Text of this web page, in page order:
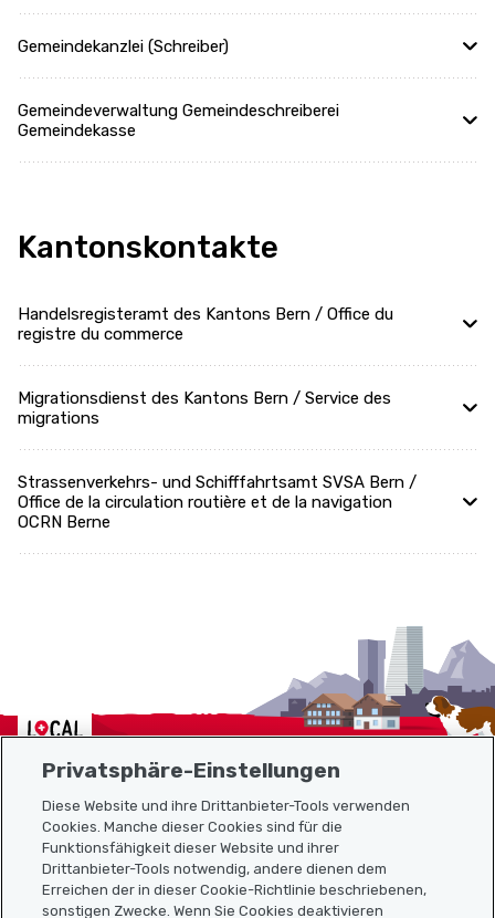
Gemeindekanzlei (Schreiber)
Gemeindeverwaltung Gemeindeschreiberei
Gemeindekasse
Kantonskontakte
Handelsregisteramt des Kantons Bern / Office du
registre du commerce
Migrationsdienst des Kantons Bern / Service des
migrations
Strassenverkehrs- und Schifffahrtsamt SVSA Bern /
Office de la circulation routière et de la navigation
OCRN Berne
Localcities
Sitemap
Nützliche Links
Privatsphäre-Einstellungen
Diese Website und ihre Drittanbieter-Tools verwenden
Cookies. Manche dieser Cookies sind für die
Funktionsfähigkeit dieser Website und ihrer
Drittanbieter-Tools notwendig, andere dienen dem
Erreichen der in dieser Cookie-Richtlinie beschriebenen,
sonstigen Zwecke. Wenn Sie Cookies deaktivieren